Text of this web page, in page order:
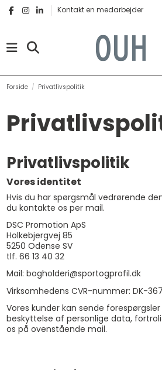
Kontakt en medarbejder
Forside Privatlivspolitik
Privatlivspolitik
Vores identitet
Hvis du har spørgsmål vedrørende
du kontakte os per mail.
DSC Promotion ApS
Holkebjergvej 85
5250 Odense SV
tlf. 66 13 40 32
Mail: bogholderi@sportogprofil.dk
Virksomhedens CVR-nummer: DK-
Vores kunder kan sende
beskyttelse af personlige data,
os på ovenstående mail.